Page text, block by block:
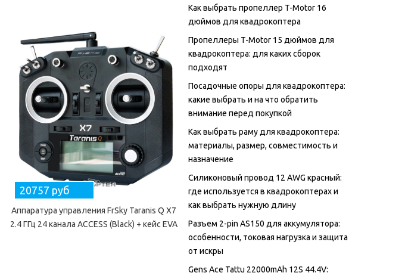
Как выбрать пропеллер T-Motor 16
дюймов для квадрокоптера
Пропеллеры T-Motor 15 дюймов для
квадрокоптера: для каких сборок
подходят
Посадочные опоры для квадрокоптера:
какие выбрать и на что обратить
внимание перед покупкой
Как выбрать раму для квадрокоптера:
материалы, размер, совместимость и
назначение
Силиконовый провод 12 AWG красный:
где используется в квадрокоптерах и
как выбрать нужную длину
Разъем 2-pin AS150 для аккумулятора:
особенности, токовая нагрузка и защита
от искры
Gens Ace Tattu 22000mAh 12S 44.4V:
20757 руб
Аппаратура управления FrSky Taranis Q X7
2.4 ГГц 24 канала ACCESS (Black) + кейс EVA